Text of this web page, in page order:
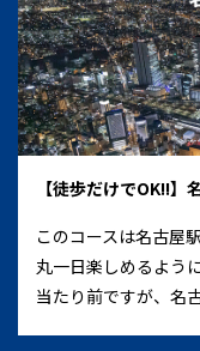
【徒歩だけでOK!!】
このコースは名古屋
丸一日楽しめるよう
当たり前ですが、名